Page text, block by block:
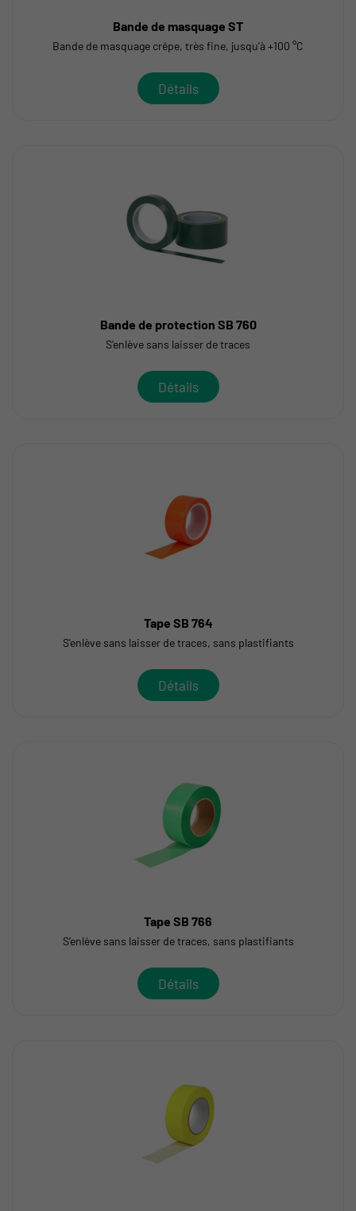
Bande de masquage ST
Bande de masquage crêpe, très fine, jusqu'à +100 °C
Détails
Bande de protection SB 760
S'enlève sans laisser de traces
Détails
Tape SB 764
S'enlève sans laisser de traces, sans plastifiants
Détails
Tape SB 766
S’enlève sans laisser de traces, sans plastifiants
Détails